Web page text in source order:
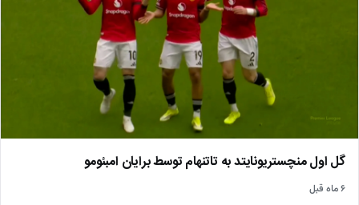
گل اول منچستریونایتد به تاتنهام توسط برایان امبئومو
۶ ماه قبل